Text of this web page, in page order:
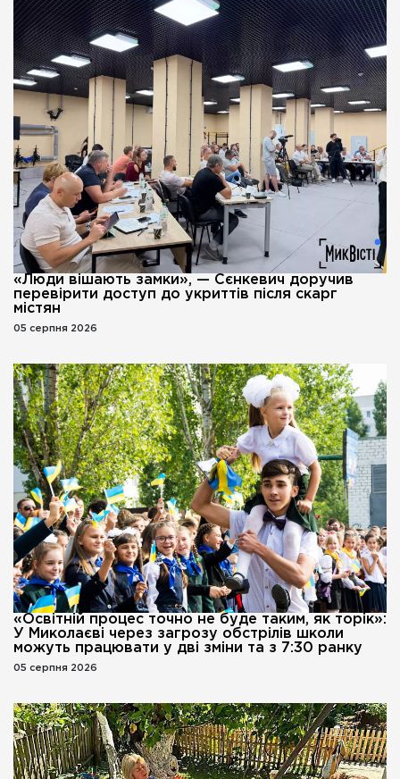
«Люди вішають замки», — Сєнкевич доручив
перевірити доступ до укриттів після скарг
містян
05 серпня 2026
«Освітній процес точно не буде таким, як торік»:
У Миколаєві через загрозу обстрілів школи
можуть працювати у дві зміни та з 7:30 ранку
05 серпня 2026